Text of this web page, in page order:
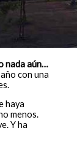
nada aún…
con una
haya
menos.
Y ha